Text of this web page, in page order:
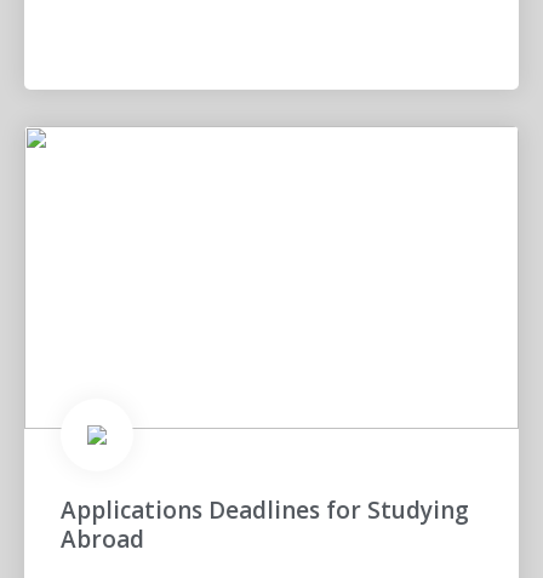
Applications Deadlines for Studying
Abroad